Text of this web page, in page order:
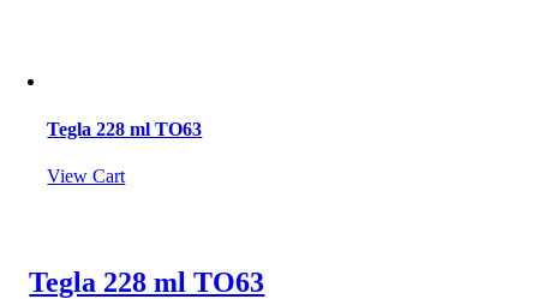
Tegla 228 ml TO63
View Cart
Tegla 228 ml TO63